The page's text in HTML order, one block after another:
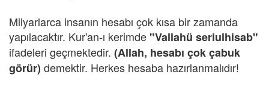
Milyarlarca insanın hesabı çok kısa bir zamanda
yapılacaktır. Kur'an-ı kerimde "Vallahü seriulhisab"
ifadeleri geçmektedir. (Allah, hesabı çok çabuk
görür) demektir. Herkes hesaba hazırlanmalıdır!